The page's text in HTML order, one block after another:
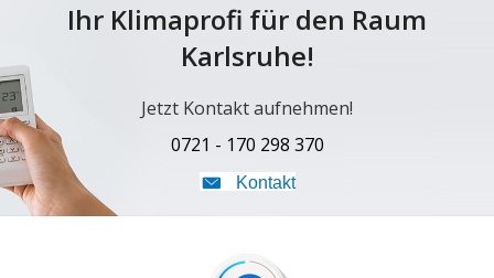
Ihr Klimaprofi für den Raum
Karlsruhe!
Jetzt Kontakt aufnehmen!
0721 - 170 298 370
Kontakt